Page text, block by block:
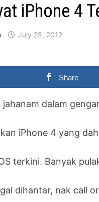
iPhone 4
July 25, 2012
Share
jahanam dalam
iPhone 4 yang
terkini. Banyak
dihantar, nak call